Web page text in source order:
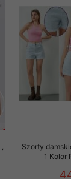
Szorty
1 Kolor